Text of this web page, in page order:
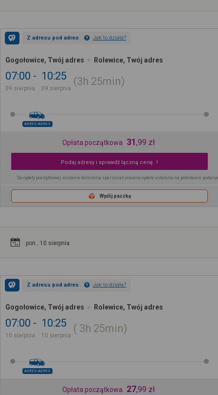
Z adresu pod adres Jak to działa?
Gogołowice, Twój adres Rolewice, Twój adres
07:00
09 sierpnia
10:25
09 sierpnia
3h 25min
ADRES-ADRES
Opłata początkowa 31,99 zł
Podaj adresy i sprawdź łączną cenę
Do opłaty początkowej zostanie doliczona spersonalizowana opłata ustalana na podstawie
Wyślij paczkę
pon.. 10 sierpnia
Z adresu pod adres Jak to działa?
Gogołowice, Twój adres Rolewice, Twój adres
07:00
10 sierpnia
10:25
10 sierpnia
3h 25min
ADRES-ADRES
Opłata początkowa 27,99 zł